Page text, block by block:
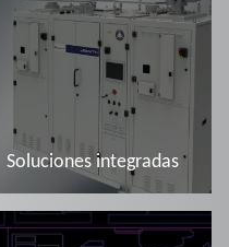
Soluciones integradas
Más información